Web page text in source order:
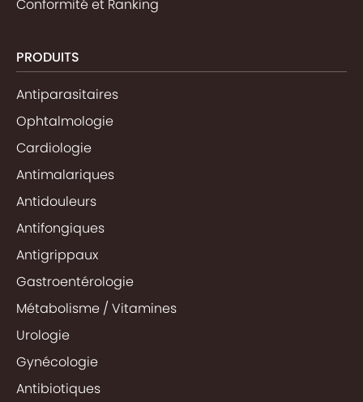
Conformité et Ranking
PRODUITS
Antiparasitaires
Ophtalmologie
Cardiologie
Antimalariques
Antidouleurs
Antifongiques
Antigrippaux
Gastroentérologie
Métabolisme / Vitamines
Urologie
Gynécologie
Antibiotiques